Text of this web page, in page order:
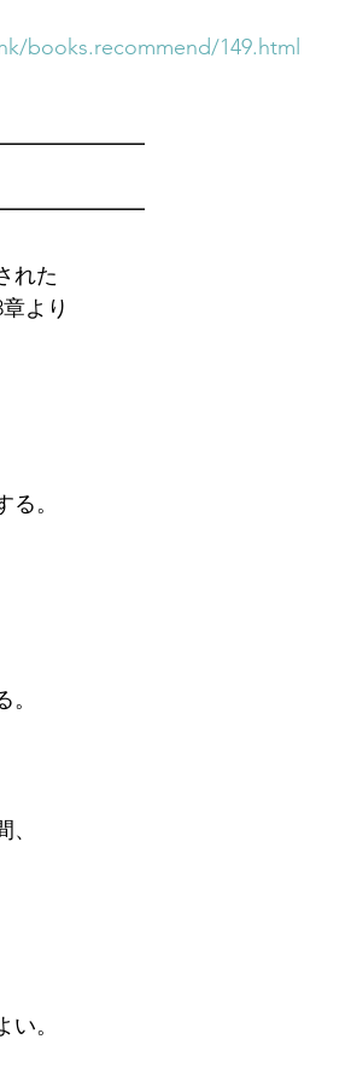
books.recommend/149.html
れた
より
。
。